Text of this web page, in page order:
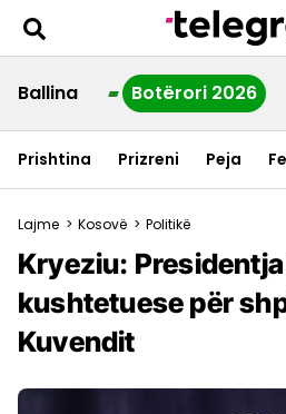
Ballina Botërori 2026
Prishtina Prizreni Peja
Lajme > Kosovë > Politikë
Kryeziu:
kushtetuese për
Kuvendit